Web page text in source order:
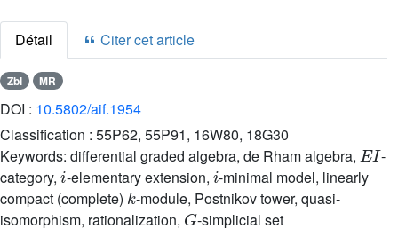
Détail Citer cet article
Zbl MR
DOI : 10.5802/aif.1954
Classification : 55P62, 55P91, 16W80, 18G30
Keywords: differential graded algebra, de Rham algebra,
-
category,
i
-elementary extension,
i
-minimal model, linearly
compact (complete)
k
-module, Postnikov tower, quasi-
isomorphism, rationalization,
G
-simplicial set